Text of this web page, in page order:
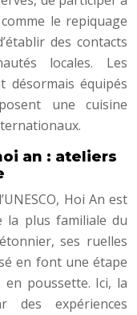
le repiquage
des contacts
locales. Les
désormais équipés
une cuisine
an : ateliers
Hoi An est
la plus familiale du
ses ruelles
en font une étape
en poussette. Ici, la
des expériences